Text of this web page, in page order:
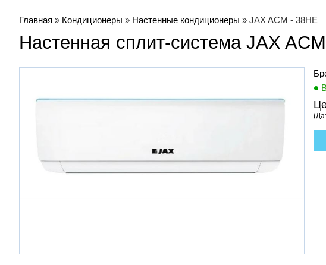
Главная » Кондиционеры » Настенные кондиционеры » JAX ACM - 38HE
Настенная сплит-система JAX